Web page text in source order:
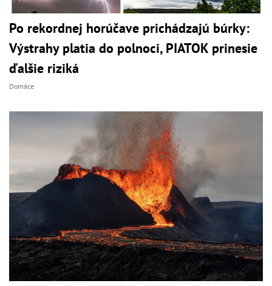
Po rekordnej horúčave prichádzajú búrky:
Výstrahy platia do polnoci, PIATOK prinesie
ďalšie riziká
Domáce